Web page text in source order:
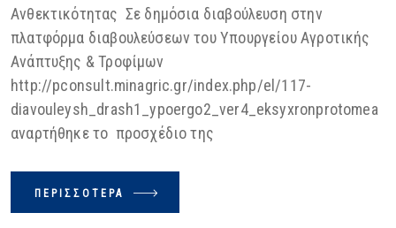
Ανθεκτικότητας Σε δημόσια διαβούλευση στην
πλατφόρμα διαβουλεύσεων του Υπουργείου Αγροτικής
Ανάπτυξης & Τροφίμων
http://pconsult.minagric.gr/index.php/el/117-
diavouleysh_drash1_ypoergo2_ver4_eksyxronprotomea
αναρτήθηκε το προσχέδιο της
ΠΕΡΙΣΣΌΤΕΡΑ